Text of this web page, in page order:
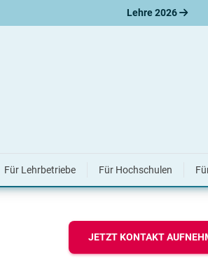
Lehre 2026
Für Lehrbetriebe Für Hochschulen
JETZT KONTAKT